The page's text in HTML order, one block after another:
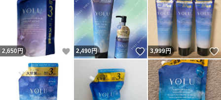
2,650円 いいね！
2,490円 いいね！
3,999円